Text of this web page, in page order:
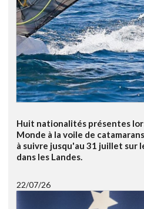
Huit nationalités présentes
Monde à la voile de
à suivre jusqu'au 31 juillet sur
dans les Landes.
22/07/26